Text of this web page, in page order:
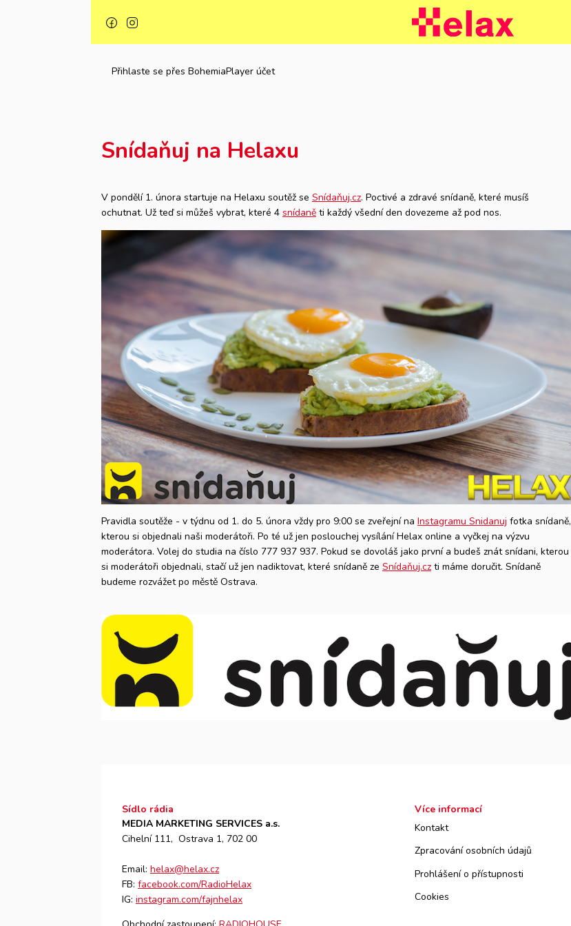
Přihlaste se přes BohemiaPlayer účet
Snídaňuj na Helaxu
V pondělí 1. února startuje na Helaxu soutěž se Snídaňuj.cz. Poctivé a zdravé snídaně, které musíš
ochutnat. Už teď si můžeš vybrat, které 4 snídaně ti každý všední den dovezeme až pod nos.
Pravidla soutěže - v týdnu od 1. do 5. února vždy pro 9:00 se zveřejní na Instagramu Snidanuj fotka snídaně,
kterou si objednali naši moderátoři. Po té už jen poslouchej vysílání Helax online a vyčkej na výzvu
moderátora. Volej do studia na číslo 777 937 937. Pokud se dovoláš jako první a budeš znát snídani, kterou
si moderátoři objednali, stačí už jen nadiktovat, které snídaně ze Snídaňuj.cz ti máme doručit. Snídaně
budeme rozvážet po městě Ostrava.
Sídlo rádia
MEDIA MARKETING SERVICES a.s.
Cihelní 111, Ostrava 1, 702 00
Email: helax@helax.cz
FB: facebook.com/RadioHelax
IG: instagram.com/fajnhelax
Více informací
Kontakt
Zpracování osobních údajů
Prohlášení o přístupnosti
Cookies